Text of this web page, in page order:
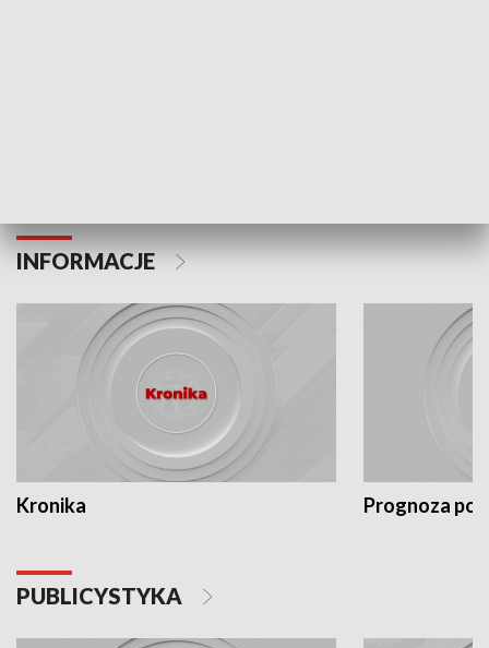
INFORMACJE
Kronika Prognoza
PUBLICYSTYKA